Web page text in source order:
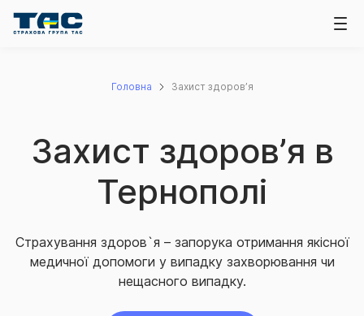
Головна Захист здоров’я
Захист здоров’я в
Тернополі
Страхування здоров`я – запорука отримання якісної
медичної допомоги у випадку захворювання чи
нещасного випадку.